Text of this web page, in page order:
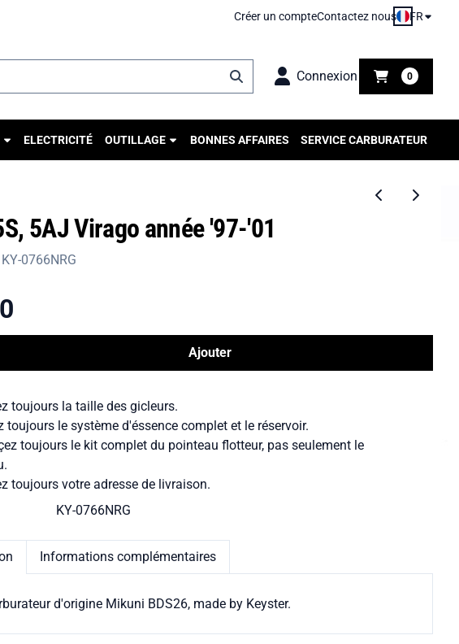
Créer un compteContactez nous FR
Connexion 0
ELECTRICITÉ OUTILLAGE BONNES AFFAIRES SERVICE CARBURATEUR
5AJ Virago année '97-'01
KY-0766NRG
Ajouter
toujours la taille des gicleurs.
toujours le système d'éssence complet et le réservoir.
toujours le kit complet du pointeau flotteur, pas seulement le
toujours votre adresse de livraison.
KY-0766NRG
Informations complémentaires
d'origine Mikuni BDS26, made by Keyster.